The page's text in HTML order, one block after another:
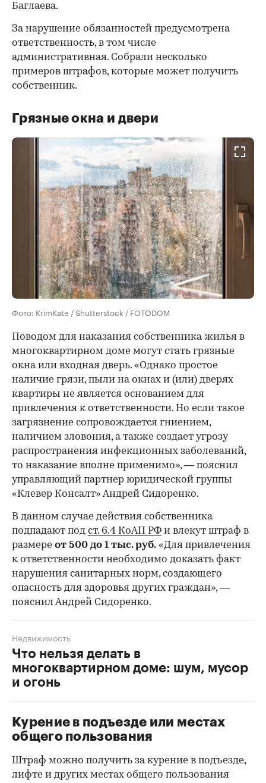
Баглаева.
За нарушение обязанностей предусмотрена
ответственность, в том числе
административная. Собрали несколько
примеров штрафов, которые может получить
собственник.
Грязные окна и двери
Фото: KrimKate / Shutterstock / FOTODOM
Поводом для наказания собственника жилья в
многоквартирном доме могут стать грязные
окна или входная дверь. «Однако простое
наличие грязи, пыли на окнах и (или) дверях
квартиры не является основанием для
привлечения к ответственности. Но если такое
загрязнение сопровождается гниением,
наличием зловония, а также создает угрозу
распространения инфекционных заболеваний,
то наказание вполне применимо», — пояснил
управляющий партнер юридической группы
«Клевер Консалт» Андрей Сидоренко.
В данном случае действия собственника
подпадают под ст. 6.4 КоАП РФ и влекут штраф в
размере от 500 до 1 тыс. руб. «Для привлечения
к ответственности необходимо доказать факт
нарушения санитарных норм, создающего
опасность для здоровья других граждан», —
пояснил Андрей Сидоренко.
Что нельзя делать в
многоквартирном доме: шум, мусор
и огонь
Недвижимость
Курение в подъезде или местах
общего пользования
Штраф можно получить за курение в подъезде,
лифте и других местах общего пользования